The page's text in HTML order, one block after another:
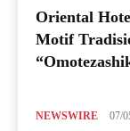
Oriental
Motif
NEWSWIRE 07/